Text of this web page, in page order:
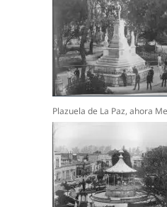
Plazuela de La Paz, ahora